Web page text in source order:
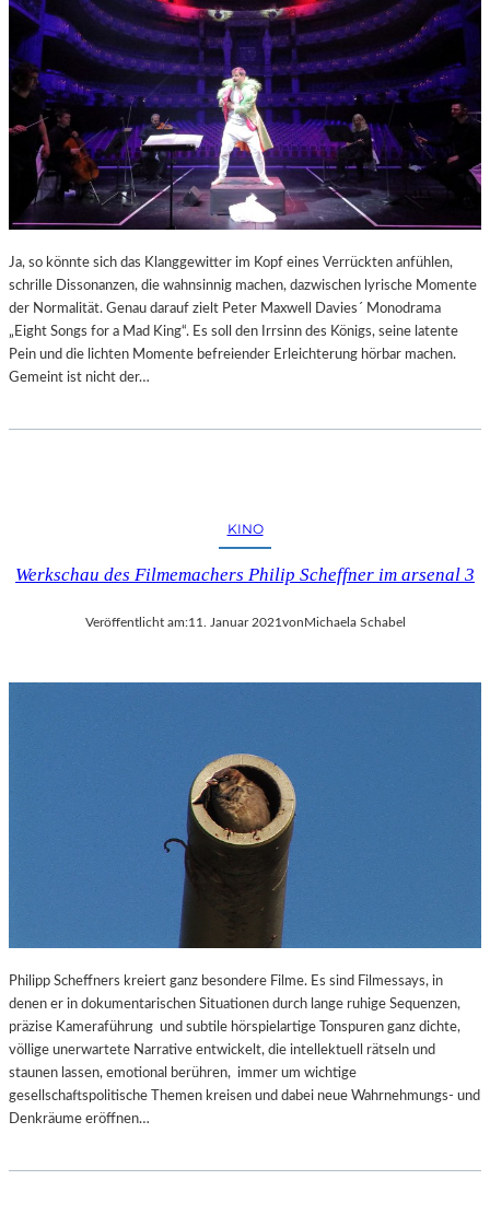
Ja, so könnte sich das Klanggewitter im Kopf eines Verrückten anfühlen,
schrille Dissonanzen, die wahnsinnig machen, dazwischen lyrische Momente
der Normalität. Genau darauf zielt Peter Maxwell Davies´ Monodrama
„Eight Songs for a Mad King“. Es soll den Irrsinn des Königs, seine latente
Pein und die lichten Momente befreiender Erleichterung hörbar machen.
Gemeint ist nicht der…
KINO
Werkschau des Filmemachers Philip Scheffner im arsenal 3
Veröffentlicht am:11. Januar 2021von Michaela Schabel
Philipp Scheffners kreiert ganz besondere Filme. Es sind Filmessays, in
denen er in dokumentarischen Situationen durch lange ruhige Sequenzen,
präzise Kameraführung und subtile hörspielartige Tonspuren ganz dichte,
völlige unerwartete Narrative entwickelt, die intellektuell rätseln und
staunen lassen, emotional berühren, immer um wichtige
gesellschaftspolitische Themen kreisen und dabei neue Wahrnehmungs- und
Denkräume eröffnen…